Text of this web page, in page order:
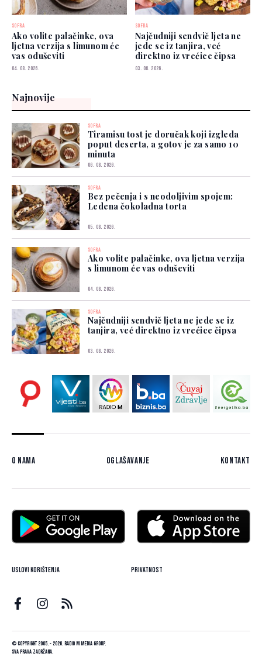
SOFRA
Ako volite palačinke, ova
ljetna verzija s limunom će
vas oduševiti
04. 08. 2026.
SOFRA
Najčudniji sendvič ljeta ne
jede se iz tanjira, već
direktno iz vrećice čipsa
03. 08. 2026.
Najnovije
SOFRA
Tiramisu tost je doručak koji izgleda
poput deserta, a gotov je za samo 10
minuta
06. 08. 2026.
SOFRA
Bez pečenja i s neodoljivim spojem:
Ledena čokoladna torta
05. 08. 2026.
SOFRA
Ako volite palačinke, ova ljetna verzija
s limunom će vas oduševiti
04. 08. 2026.
SOFRA
Najčudniji sendvič ljeta ne jede se iz
tanjira, već direktno iz vrećice čipsa
03. 08. 2026.
O nama Oglašavanje Kontakt
Uslovi korištenja Privatnost
© Copyright 2005. - 2026. Radio M Media Group.
Sva prava zadržana.